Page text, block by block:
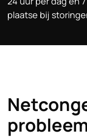
plaatse bij